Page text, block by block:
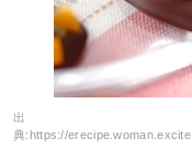
出
典:https://